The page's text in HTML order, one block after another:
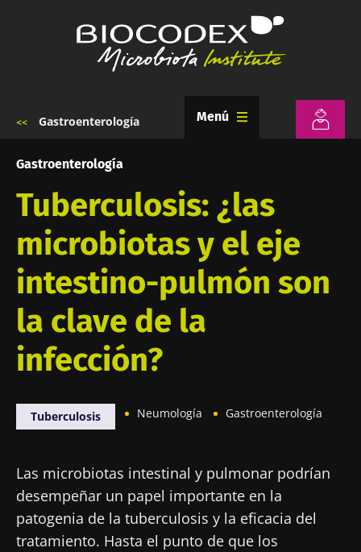
de
a
navegación
Gastroenterología Menú
Gastroenterología
Tuberculosis: ¿las
microbiotas y el eje
intestino-pulmón son
la clave de la
infección?
Tuberculosis Neumología Gastroenterología
Las microbiotas intestinal y pulmonar podrían
desempeñar un papel importante en la
patogenia de la tuberculosis y la eficacia del
tratamiento. Hasta el punto de que los